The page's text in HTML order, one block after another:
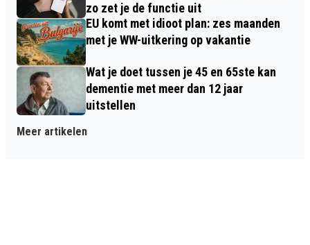
zo zet je de functie uit
EU komt met idioot plan: zes maanden
met je WW-uitkering op vakantie
Wat je doet tussen je 45 en 65ste kan
dementie met meer dan 12 jaar
uitstellen
Meer artikelen